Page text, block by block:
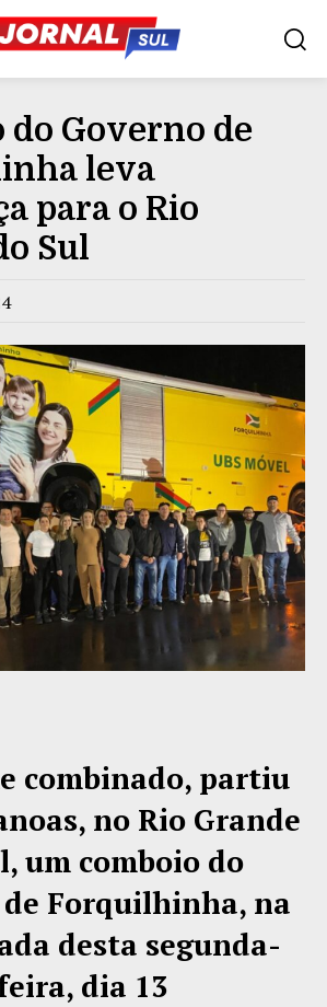
do Governo de
leva
para o Rio
Sul
combinado, partiu
no Rio Grande
um comboio do
Forquilhinha, na
desta segunda-
dia 13